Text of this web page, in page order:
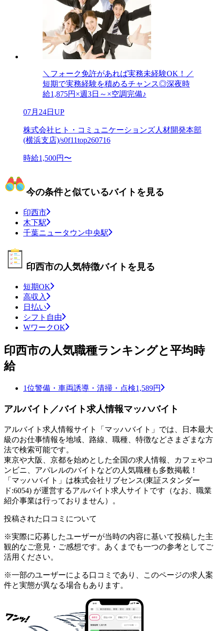
＼フォーク免許があれば実務未経験OK！／
短期で実務経験を積めるチャンス◎深夜時
給1,875円×週3日～×空調完備♪
07月24日UP
株式会社ヒト・コミュニケーションズ人材開発本部
(横浜支店)/s0f11top260716
時給1,500円〜
今の条件と似ているバイトを見る
印西市
木下駅
千葉ニュータウン中央駅
印西市の人気特徴バイトを見る
短期OK
高収入
日払い
シフト自由
WワークOK
印西市の人気職種ランキングと平均時
給
1位警備・車両誘導・清掃・点検1,589円
アルバイト／バイト求人情報マッハバイト
アルバイト求人情報サイト「マッハバイト」では、日本最大
級のお仕事情報を地域、路線、職種、特徴などさまざまな方
法で検索可能です。
東京や大阪、京都を始めとした全国の求人情報、カフェやコ
ンビニ、アパレルのバイトなどの人気職種も多数掲載！
「マッハバイト」は株式会社リブセンス(東証スタンダー
ド:6054) が運営するアルバイト求人サイトです（なお、職業
紹介事業は行っておりません）。
投稿された口コミについて
※実際に応募したユーザーが当時の内容に基いて投稿した主
観的なご意見・ご感想です。あくまでも一つの参考としてご
活用ください。
※一部のユーザーによる口コミであり、このページの求人案
件と実態が異なる場合もあります。